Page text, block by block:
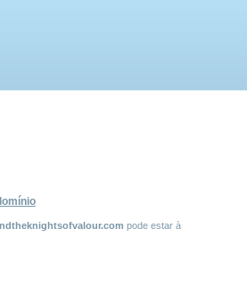
pode estar à